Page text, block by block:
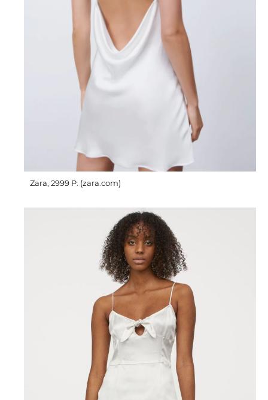
Zara, 2999 P. (zara.com)